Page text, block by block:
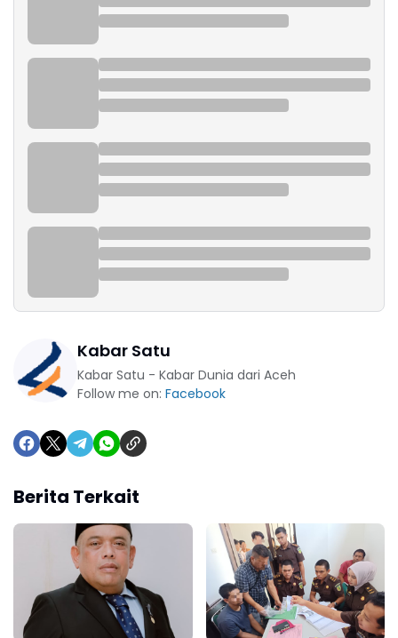
Kabar Satu
Kabar Satu - Kabar Dunia dari Aceh
Follow me on: Facebook
Berita Terkait